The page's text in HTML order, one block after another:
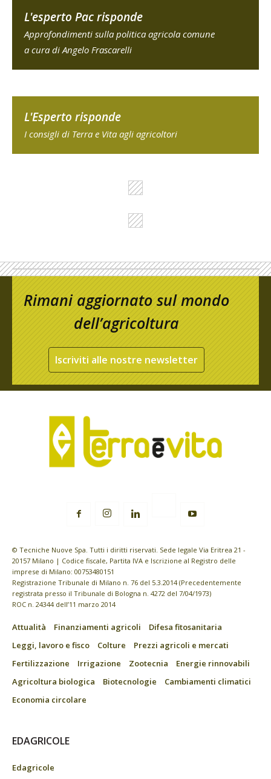
L'esperto Pac risponde
Approfondimenti sulla politica agricola comune
a cura di Angelo Frascarelli
L'Esperto risponde
I consigli di Terra e Vita agli agricoltori
Rimani aggiornato sul mondo
dell’agricoltura
Iscriviti alle nostre newsletter
© Tecniche Nuove Spa. Tutti i diritti riservati. Sede legale Via Eritrea 21 -
20157 Milano | Codice fiscale, Partita IVA e Iscrizione al Registro delle
imprese di Milano: 00753480151
Registrazione Tribunale di Milano n. 76 del 5.3.2014 (Precedentemente
registrata presso il Tribunale di Bologna n. 4272 del 7/04/1973)
ROC n. 24344 dell’11 marzo 2014
Attualità Finanziamenti agricoli
Difesa fitosanitaria
Leggi, lavoro e fisco
Colture
Prezzi agricoli e mercati
Fertilizzazione
Irrigazione Zootecnia
Energie rinnovabili
Agricoltura biologica
Biotecnologie
Cambiamenti climatici
Economia circolare
EDAGRICOLE
Edagricole